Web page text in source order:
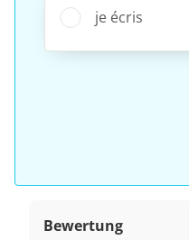
je écris
Bewertung